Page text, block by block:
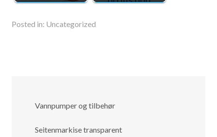
Posted in: Uncategorized
Vannpumper og tilbehør
Seitenmarkise transparent